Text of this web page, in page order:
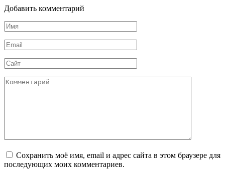
Добавить комментарий
Имя
*
Email
*
Сайт
Комментарий
Сохранить моё имя, email и адрес сайта в этом браузере для
последующих моих комментариев.